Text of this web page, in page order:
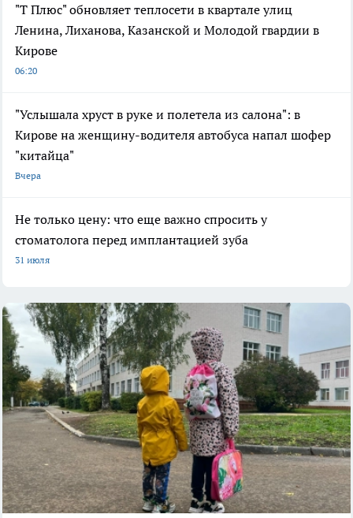
"Т Плюс" обновляет теплосети в квартале улиц
Ленина, Лиханова, Казанской и Молодой гвардии в
Кирове
06:20
"Услышала хруст в руке и полетела из салона": в
Кирове на женщину-водителя автобуса напал шофер
"китайца"
Вчера
Не только цену: что еще важно спросить у
стоматолога перед имплантацией зуба
31 июля